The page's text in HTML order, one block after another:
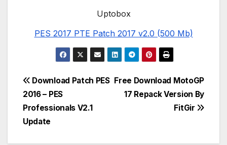
Uptobox
PES 2017 PTE Patch 2017 v2.0 (500 Mb)
Post
navigation
Free Download MotoGP
17 Repack Version By
FitGir
Download Patch PES
2016 – PES
Professionals V2.1
Update